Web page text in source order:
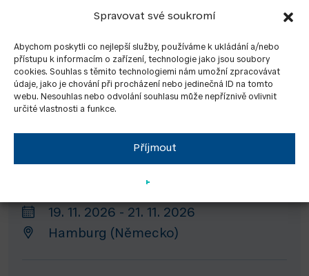
Spravovat své soukromí
Abychom poskytli co nejlepší služby, používáme k ukládání a/nebo
přístupu k informacím o zařízení, technologie jako jsou soubory
cookies. Souhlas s těmito technologiemi nám umožní zpracovávat
údaje, jako je chování při procházení nebo jedinečná ID na tomto
webu. Nesouhlas nebo odvolání souhlasu může nepříznivě ovlivnit
určité vlastnosti a funkce.
Příjmout
Energy Decentral Hannover
10. 11. 2026 - 13. 11. 2026
Hannover (Německo)
19. 11. 2026 - 21. 11. 2026
Hamburg (Německo)